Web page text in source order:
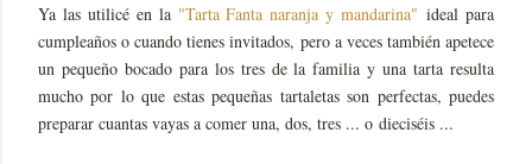
Ya las utilicé en la "Tarta Fanta naranja y mandarina" ideal para
cumpleaños o cuando tienes invitados, pero a veces también apetece
un pequeño bocado para los tres de la familia y una tarta resulta
mucho por lo que estas pequeñas tartaletas son perfectas, puedes
preparar cuantas vayas a comer una, dos, tres ... o dieciséis ...